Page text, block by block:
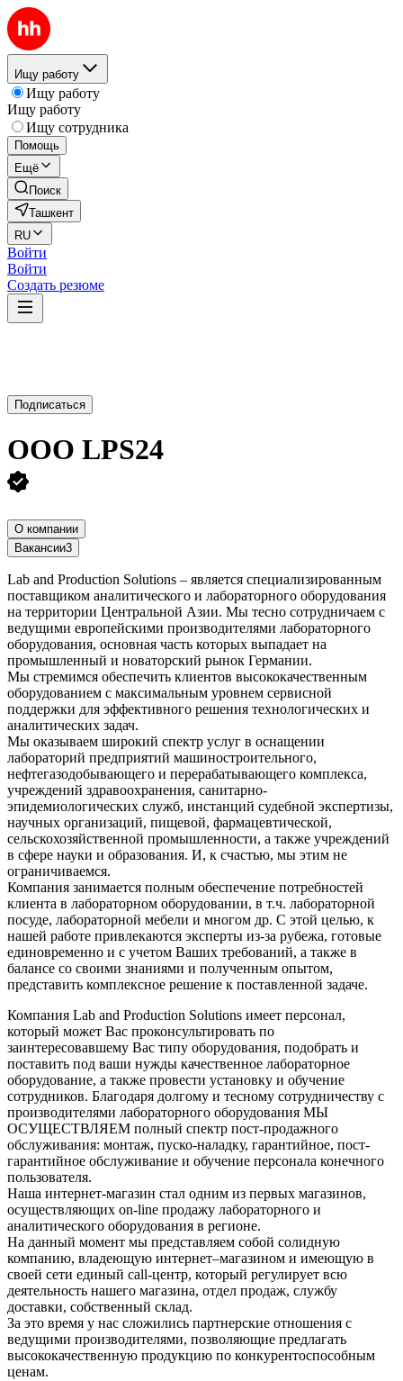
Ищу работу
Ищу работу
Ищу работу
Ищу сотрудника
Помощь
Ещё
Поиск
Ташкент
RU
Войти
Войти
Создать резюме
Подписаться
ООО LPS24
О компании
Вакансии3
Lab and Production Solutions – является специализированным
поставщиком аналитического и лабораторного оборудования
на территории Центральной Азии. Мы тесно сотрудничаем с
ведущими европейскими производителями лабораторного
оборудования, основная часть которых выпадает на
промышленный и новаторский рынок Германии.
Мы стремимся обеспечить клиентов высококачественным
оборудованием с максимальным уровнем сервисной
поддержки для эффективного решения технологических и
аналитических задач.
Мы оказываем широкий спектр услуг в оснащении
лабораторий предприятий машиностроительного,
нефтегазодобывающего и перерабатывающего комплекса,
учреждений здравоохранения, санитарно-
эпидемиологических служб, инстанций судебной экспертизы,
научных организаций, пищевой, фармацевтической,
сельскохозяйственной промышленности, а также учреждений
в сфере науки и образования. И, к счастью, мы этим не
ограничиваемся.
Компания занимается полным обеспечение потребностей
клиента в лабораторном оборудовании, в т.ч. лабораторной
посуде, лабораторной мебели и многом др. С этой целью, к
нашей работе привлекаются эксперты из-за рубежа, готовые
единовременно и с учетом Ваших требований, а также в
балансе со своими знаниями и полученным опытом,
представить комплексное решение к поставленной задаче.
Компания Lab and Production Solutions имеет персонал,
который может Вас проконсультировать по
заинтересовавшему Вас типу оборудования, подобрать и
поставить под ваши нужды качественное лабораторное
оборудование, а также провести установку и обучение
сотрудников. Благодаря долгому и тесному сотрудничеству с
производителями лабораторного оборудования МЫ
ОСУЩЕСТВЛЯЕМ полный спектр пост-продажного
обслуживания: монтаж, пуско-наладку, гарантийное, пост-
гарантийное обслуживание и обучение персонала конечного
пользователя.
Наша интернет-магазин стал одним из первых магазинов,
осуществляющих on-line продажу лабораторного и
аналитического оборудования в регионе.
На данный момент мы представляем собой солидную
компанию, владеющую интернет–магазином и имеющую в
своей сети единый call-центр, который регулирует всю
деятельность нашего магазина, отдел продаж, службу
доставки, собственный склад.
За это время у нас сложились партнерские отношения с
ведущими производителями, позволяющие предлагать
высококачественную продукцию по конкурентоспособным
ценам.